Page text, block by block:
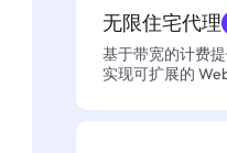
无限住宅代理
基于带宽的计费
实现可扩展的